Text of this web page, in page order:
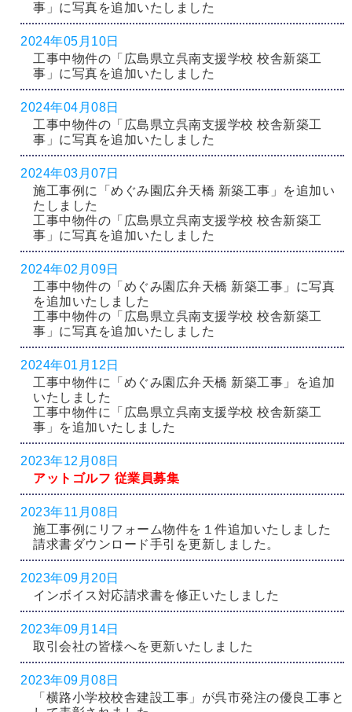
事」に写真を追加いたしました
2024年05月10日
工事中物件の「広島県立呉南支援学校 校舎新築工
事」に写真を追加いたしました
2024年04月08日
工事中物件の「広島県立呉南支援学校 校舎新築工
事」に写真を追加いたしました
2024年03月07日
施工事例に「めぐみ園広弁天橋 新築工事」を追加い
たしました
工事中物件の「広島県立呉南支援学校 校舎新築工
事」に写真を追加いたしました
2024年02月09日
工事中物件の「めぐみ園広弁天橋 新築工事」に写真
を追加いたしました
工事中物件の「広島県立呉南支援学校 校舎新築工
事」に写真を追加いたしました
2024年01月12日
工事中物件に「めぐみ園広弁天橋 新築工事」を追加
いたしました
工事中物件に「広島県立呉南支援学校 校舎新築工
事」を追加いたしました
2023年12月08日
アットゴルフ 従業員募集
2023年11月08日
施工事例にリフォーム物件を１件追加いたしました
請求書ダウンロード手引を更新しました。
2023年09月20日
インボイス対応請求書を修正いたしました
2023年09月14日
取引会社の皆様へを更新いたしました
2023年09月08日
「横路小学校校舎建設工事」が呉市発注の優良工事と